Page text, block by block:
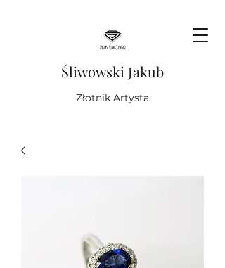
Śliwowski Jakub
Złotnik Artysta